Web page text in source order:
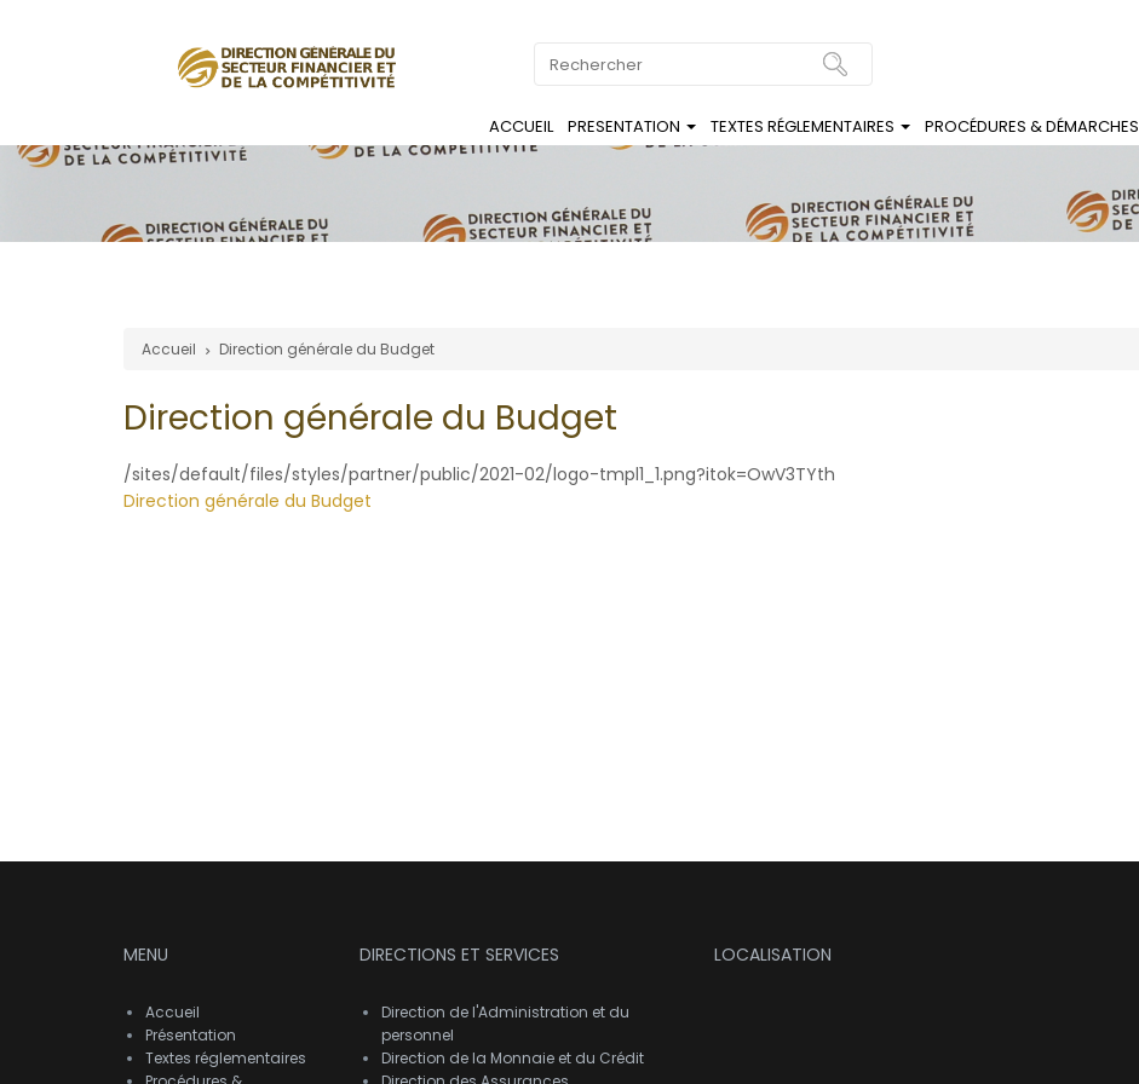
Search
Navigation
principale
ACCUEIL PRESENTATION TEXTES RÉGLEMENTAIRES PROCÉDURES & DÉMARCHES
d'Ariane
Accueil Direction générale du Budget
Direction générale du Budget
/sites/default/files/styles/partner/public/2021-02/logo-tmpl1_1.png?itok=OwV3TYth
Direction générale du Budget
MENU
Accueil
Présentation
Textes réglementaires
DIRECTIONS ET SERVICES
Direction de l'Administration et du
personnel
Direction de la Monnaie et du Crédit
LOCALISATION